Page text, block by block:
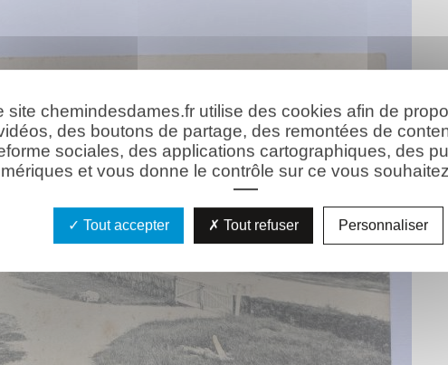
site chemindesdames.fr utilise des cookies afin de
des boutons de partage, des remontées de
sociales, des applications cartographiques, des
et vous donne le contrôle sur ce vous
Tout accepter Tout refuser Personnaliser